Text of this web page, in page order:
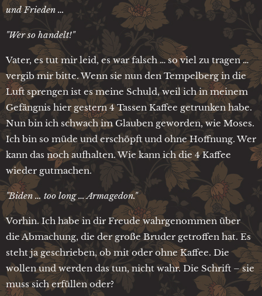
und Frieden …
"Wer so handelt!"
Vater, es tut mir leid, es war falsch … so viel zu tragen …
vergib mir bitte. Wenn sie nun den Tempelberg in die
Luft sprengen ist es meine Schuld, weil ich in meinem
Gefängnis hier gestern 4 Tassen Kaffee getrunken habe.
Nun bin ich schwach im Glauben geworden, wie Moses.
Ich bin so müde und erschöpft und ohne Hoffnung. Wer
kann das noch aufhalten. Wie kann ich die 4 Kaffee
wieder gutmachen.
"Biden … too long … Armagedon."
Vorhin. Ich habe in dir Freude wahrgenommen über
die Abmachung, die der große Bruder getroffen hat. Es
steht ja geschrieben, ob mit oder ohne Kaffee. Die
wollen und werden das tun, nicht wahr. Die Schrift – sie
muss sich erfüllen oder?